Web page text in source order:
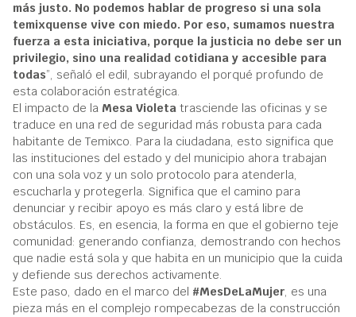
más justo. No podemos hablar de progreso si una sola
temixquense vive con miedo. Por eso, sumamos nuestra
fuerza a esta iniciativa, porque la justicia no debe ser un
privilegio, sino una realidad cotidiana y accesible para
todas”, señaló el edil, subrayando el porqué profundo de
esta colaboración estratégica.
El impacto de la Mesa Violeta trasciende las oficinas y se
traduce en una red de seguridad más robusta para cada
habitante de Temixco. Para la ciudadana, esto significa que
las instituciones del estado y del municipio ahora trabajan
con una sola voz y un solo protocolo para atenderla,
escucharla y protegerla. Significa que el camino para
denunciar y recibir apoyo es más claro y está libre de
obstáculos. Es, en esencia, la forma en que el gobierno teje
comunidad: generando confianza, demostrando con hechos
que nadie está sola y que habita en un municipio que la cuida
y defiende sus derechos activamente.
Este paso, dado en el marco del #MesDeLaMujer, es una
pieza más en el complejo rompecabezas de la construcción